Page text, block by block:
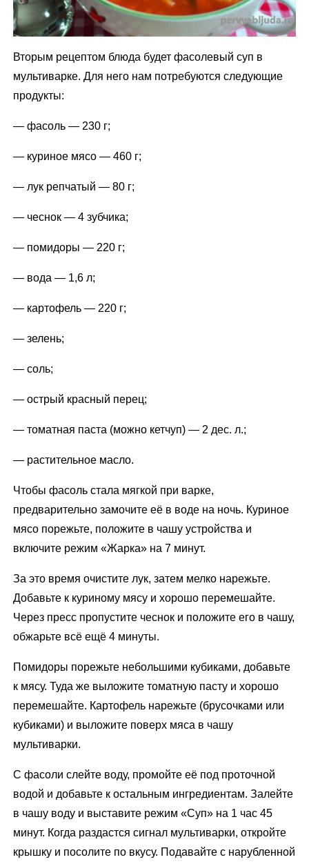
Вторым рецептом блюда будет фасолевый суп в
мультиварке. Для него нам потребуются следующие
продукты:
— фасоль — 230 г;
— куриное мясо — 460 г;
— лук репчатый — 80 г;
— чеснок — 4 зубчика;
— помидоры — 220 г;
— вода — 1,6 л;
— картофель — 220 г;
— зелень;
— соль;
— острый красный перец;
— томатная паста (можно кетчуп) — 2 дес. л.;
— растительное масло.
Чтобы фасоль стала мягкой при варке,
предварительно замочите её в воде на ночь. Куриное
мясо порежьте, положите в чашу устройства и
включите режим «Жарка» на 7 минут.
За это время очистите лук, затем мелко нарежьте.
Добавьте к куриному мясу и хорошо перемешайте.
Через пресс пропустите чеснок и положите его в чашу,
обжарьте всё ещё 4 минуты.
Помидоры порежьте небольшими кубиками, добавьте
к мясу. Туда же выложите томатную пасту и хорошо
перемешайте. Картофель нарежьте (брусочками или
кубиками) и выложите поверх мяса в чашу
мультиварки.
С фасоли слейте воду, промойте её под проточной
водой и добавьте к остальным ингредиентам. Залейте
в чашу воду и выставите режим «Суп» на 1 час 45
минут. Когда раздастся сигнал мультиварки, откройте
крышку и посолите по вкусу. Подавайте с нарубленной